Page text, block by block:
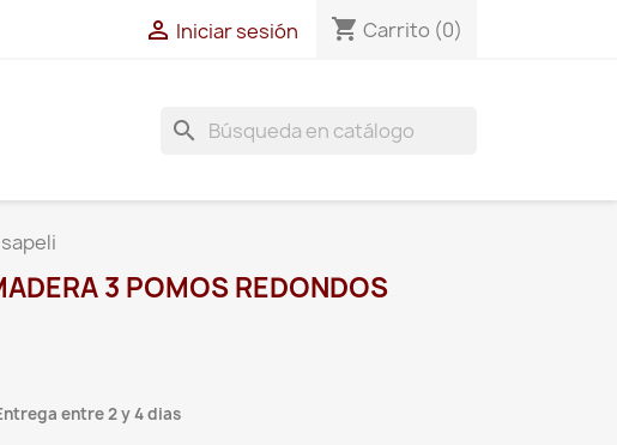
 Iniciar sesión shopping_cart Carrito (0)
search
3 POMOS REDONDOS
entre 2 y 4 dias